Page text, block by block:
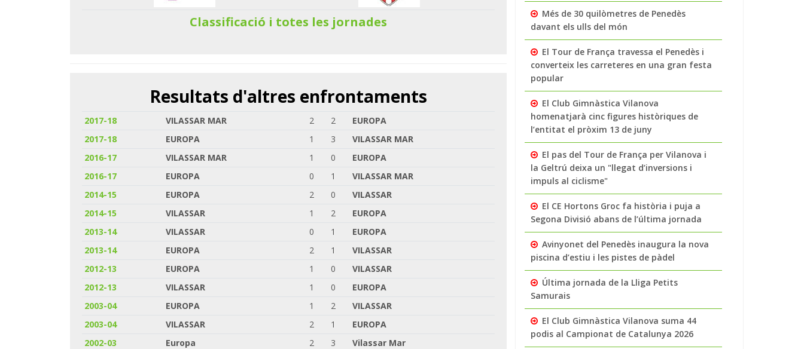
Classificació i totes les jornades
Resultats d'altres enfrontaments
2017-18 VILASSAR MAR 2 2
EUROPA
2017-18
EUROPA 1 3
VILASSAR MAR
2016-17
VILASSAR MAR 1 0
EUROPA
2016-17
EUROPA 0 1
VILASSAR MAR
2014-15
EUROPA 2 0
VILASSAR
2014-15
VILASSAR 1 2
EUROPA
2013-14
VILASSAR 0 1
EUROPA
2013-14
EUROPA 2 1
VILASSAR
2012-13
EUROPA 1 0
VILASSAR
2012-13
VILASSAR 1 0
EUROPA
2003-04
EUROPA 1 2
VILASSAR
2003-04
VILASSAR 2 1
EUROPA
2002-03
Europa 2 3
Vilassar Mar
Més de 30 quilòmetres de Penedès
davant els ulls del món
El Tour de França travessa el Penedès i
converteix les carreteres en una gran festa
popular
El Club Gimnàstica Vilanova
homenatjarà cinc figures històriques de
l’entitat el pròxim 13 de juny
El pas del Tour de França per Vilanova i
la Geltrú deixa un "llegat d’inversions i
impuls al ciclisme"
El CE Hortons Groc fa història i puja a
Segona Divisió abans de l’última jornada
Avinyonet del Penedès inaugura la nova
piscina d’estiu i les pistes de pàdel
Última jornada de la Lliga Petits
Samurais
El Club Gimnàstica Vilanova suma 44
podis al Campionat de Catalunya 2026